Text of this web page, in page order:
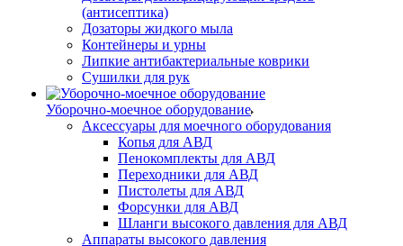
(антисептика)
Дозаторы жидкого мыла
Контейнеры и урны
Липкие антибактериальные коврики
Сушилки для рук
Уборочно-моечное оборудование
Аксессуары для моечного оборудования
Копья для АВД
Пенокомплекты для АВД
Переходники для АВД
Пистолеты для АВД
Форсунки для АВД
Шланги высокого давления для АВД
Аппараты высокого давления